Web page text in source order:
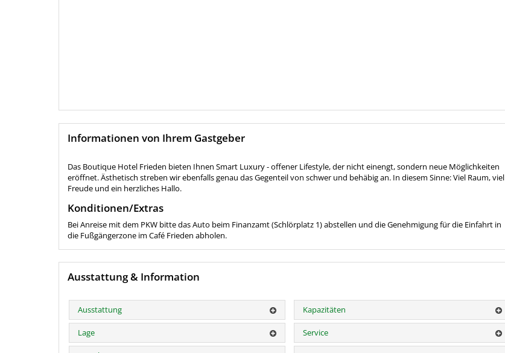
Informationen von Ihrem Gastgeber
Das Boutique Hotel Frieden bieten Ihnen Smart Luxury - offener Lifestyle, der nicht einengt, sondern neue Möglichkeiten
eröffnet. Ästhetisch streben wir ebenfalls genau das Gegenteil von schwer und behäbig an. In diesem Sinne: Viel Raum, viel
Freude und ein herzliches Hallo.
Konditionen/Extras
Bei Anreise mit dem PKW bitte das Auto beim Finanzamt (Schlörplatz 1) abstellen und die Genehmigung für die Einfahrt in
die Fußgängerzone im Café Frieden abholen.
Ausstattung & Information
Ausstattung Kapazitäten
Lage Service